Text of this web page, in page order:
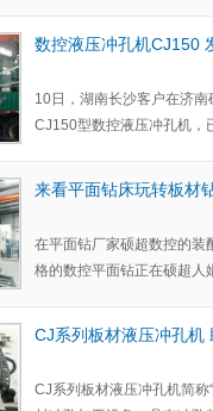
数控液压冲孔机CJ150
10日，湖南长沙客户在济南
CJ150型数控液压冲孔机，
来看平面钻床玩转板材
在平面钻厂家硕超数控的装
格的数控平面钻正在硕超人
CJ系列板材液压冲孔机
CJ系列板材液压冲孔机简称